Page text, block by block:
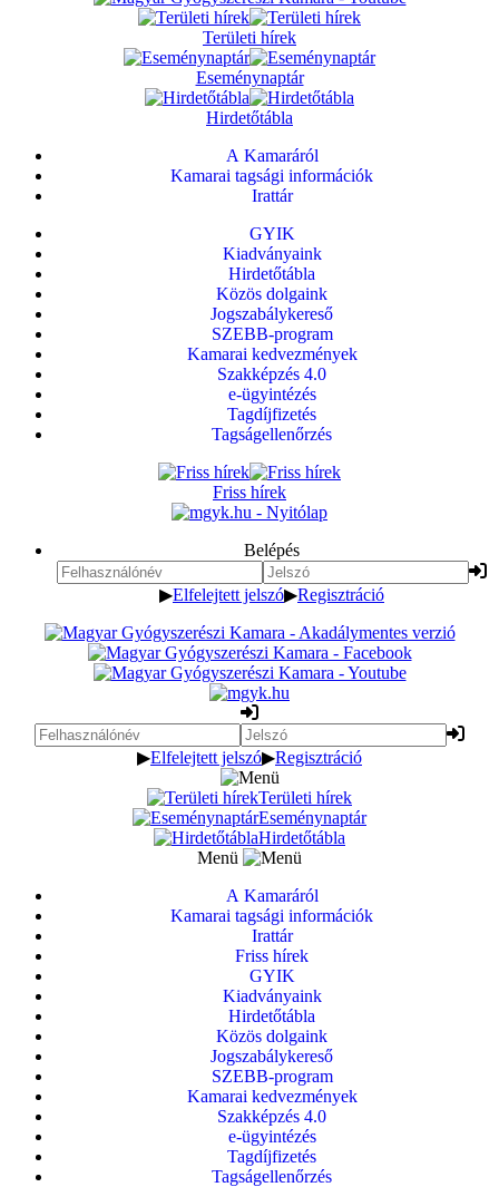
Területi hírek
Eseménynaptár
Hirdetőtábla
A Kamaráról
Kamarai tagsági információk
Irattár
GYIK
Kiadványaink
Hirdetőtábla
Közös dolgaink
Jogszabálykereső
SZEBB-program
Kamarai kedvezmények
Szakképzés 4.0
e-ügyintézés
Tagdíjfizetés
Tagságellenőrzés
Friss hírek
Belépés
▶Elfelejtett jelszó▶Regisztráció
▶Elfelejtett jelszó▶Regisztráció
Területi hírek
Eseménynaptár
Hirdetőtábla
Menü
A Kamaráról
Kamarai tagsági információk
Irattár
Friss hírek
GYIK
Kiadványaink
Hirdetőtábla
Közös dolgaink
Jogszabálykereső
SZEBB-program
Kamarai kedvezmények
Szakképzés 4.0
e-ügyintézés
Tagdíjfizetés
Tagságellenőrzés